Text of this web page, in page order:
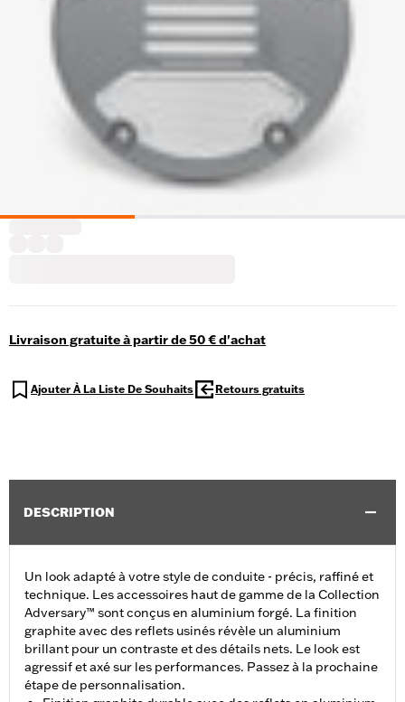
Livraison gratuite à partir de 50 € d'achat
Ajouter À La Liste De Souhaits Retours gratuits
DESCRIPTION
Un look adapté à votre style de conduite - précis, raffiné et
technique. Les accessoires haut de gamme de la Collection
Adversary™ sont conçus en aluminium forgé. La finition
graphite avec des reflets usinés révèle un aluminium
brillant pour un contraste et des détails nets. Le look est
agressif et axé sur les performances. Passez à la prochaine
étape de personnalisation.